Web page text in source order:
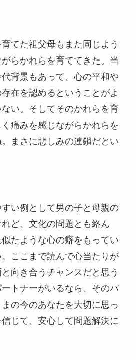
てた祖父母もまた同じよう
らかれらを育ててきた。当
背景もあって、心の平和や
在を認めるということがよ
い。そしてそのかれらを育
痛みを感じながらかれらを
まさに悲しみの連鎖だとい
い例として男の子と母親の
ど、文化の問題とも絡ん
たような心の癖をもってい
ここまで読んで心当たりが
向き合うチャンスだと思う
トナーがいるなら、そのパ
の今のあなたを大切に思っ
じて、安心して問題解決に